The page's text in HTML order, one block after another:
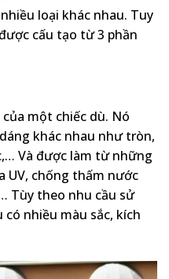
loại khác nhau. Tuy
cấu tạo từ 3 phần
một chiếc dù. Nó
khác nhau như tròn,
Và được làm từ những
UV, chống thấm nước
Tùy theo nhu cầu sử
nhiều màu sắc, kích